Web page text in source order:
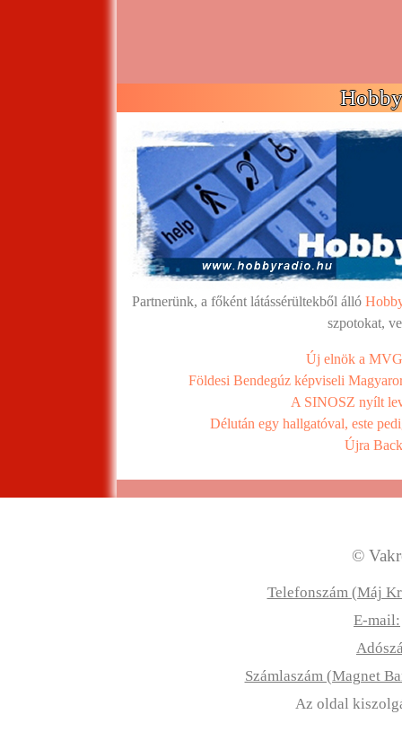
Partnerünk, a főként látássérültekből álló
szpotokat,
Új elnök a
Földesi Bendegúz képviseli
A SINOSZ nyílt
Délután egy hallgatóval, este
Újra
©
Telefonszám (Máj
E-mail:
Számlaszám (Magnet
Az oldal